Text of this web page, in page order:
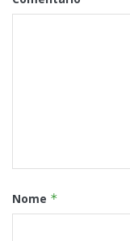
Nome *